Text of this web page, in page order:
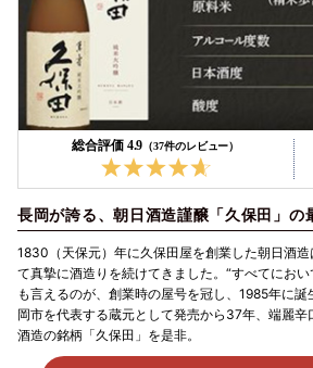
総合評価 4.9 （37件のレビュー）
長岡が誇る、朝日酒造謹醸「久保田」の
1830（天保元）年に久保田屋を創業した朝日酒
て真摯に酒造りを続けてきました。“すべてにお
も言えるのが、創業時の屋号を冠し、1985年に
岡市を代表する蔵元として発売から37年、端麗辛
酒造の銘柄「久保田」を是非。